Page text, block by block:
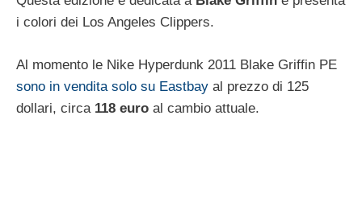
i colori dei Los Angeles Clippers.
Al momento le Nike Hyperdunk 2011 Blake Griffin PE
sono in vendita solo su Eastbay al prezzo di 125
dollari, circa 118 euro al cambio attuale.